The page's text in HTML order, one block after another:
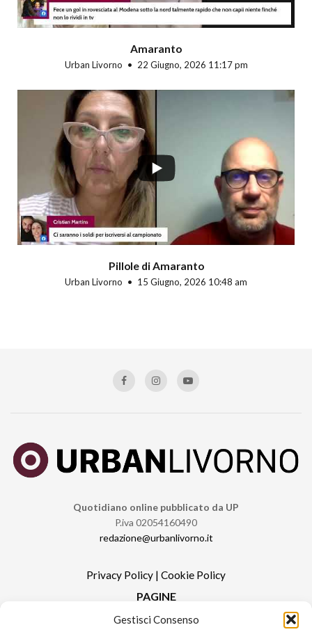
Gestisci Consenso
Amaranto
Urban Livorno 22 Giugno, 2026 11:17 pm
Pillole di Amaranto
Urban Livorno 15 Giugno, 2026 10:48 am
Quotidiano online pubblicato da UP
P.iva 02054160490
redazione@urbanlivorno.it
Privacy Policy | Cookie Policy
PAGINE
Redazione